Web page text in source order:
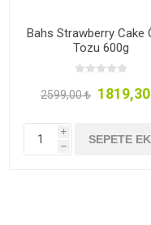
Bahs Strawberry Cake
Tozu 600g
2599,00 ₺
i
h
SEPETE